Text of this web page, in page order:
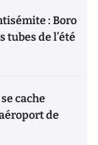
: Boro
tubes de l’été
cache
de